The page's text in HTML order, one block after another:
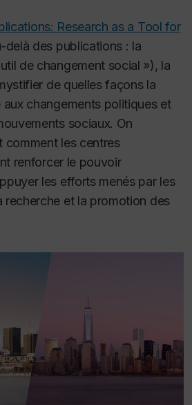
Research as a Tool for
delà des publications : la
de changement social »), la
de quelles façons la
changements politiques et
sociaux. On
comment les centres
renforcer le pouvoir
les efforts menés par les
recherche et la promotion des